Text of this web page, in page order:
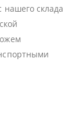
склада